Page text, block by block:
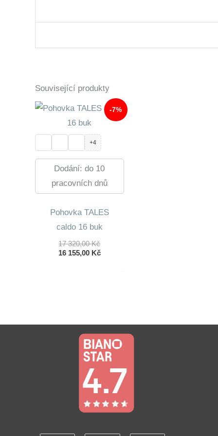
Související produkty
-7%
+4
Dodání: do 10
pracovních dnů
Pohovka TALES
caldo 16 buk
17 320,00KčPůvodní
Cena
16 155,00 KčAktuální